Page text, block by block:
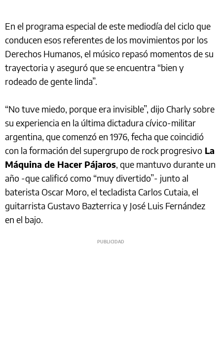
En el programa especial de este mediodía del ciclo que
conducen esos referentes de los movimientos por los
Derechos Humanos, el músico repasó momentos de su
trayectoria y aseguró que se encuentra “bien y
rodeado de gente linda”.
“No tuve miedo, porque era invisible”, dijo Charly sobre
su experiencia en la última dictadura cívico-militar
argentina, que comenzó en 1976, fecha que coincidió
con la formación del supergrupo de rock progresivo La
Máquina de Hacer Pájaros, que mantuvo durante un
año -que calificó como “muy divertido”- junto al
baterista Oscar Moro, el tecladista Carlos Cutaia, el
guitarrista Gustavo Bazterrica y José Luis Fernández
en el bajo.